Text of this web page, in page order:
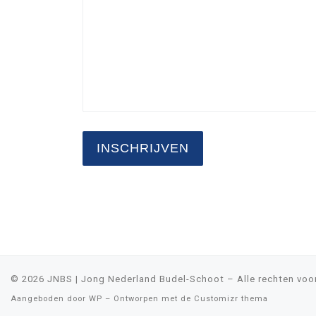
© 2026 JNBS | Jong Nederland Budel-Schoot – Alle rechten
Aangeboden door WP – Ontworpen met de Customizr thema